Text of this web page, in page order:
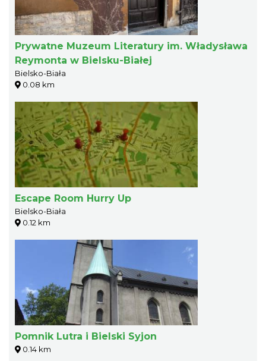
Prywatne Muzeum Literatury im. Władysława
Reymonta w Bielsku-Białej
Bielsko-Biała
0.08 km
Escape Room Hurry Up
Bielsko-Biała
0.12 km
Pomnik Lutra i Bielski Syjon
0.14 km